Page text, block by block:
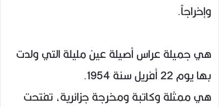
وإخراجاً.
هي جميلة عراس أصيلة عين مليلة التي ولدت
بها يوم 22 أفريل سنة 1954.
هي ممثلة وكاتبة ومخرجة جزائرية، تفتحت